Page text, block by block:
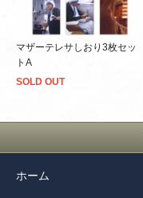
マザーテレサしおり3枚セッ
トA
SOLD OUT
ホーム